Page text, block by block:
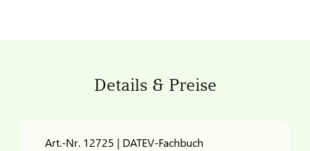
Details & Preise
Art.-Nr. 12725 | DATEV-Fachbuch